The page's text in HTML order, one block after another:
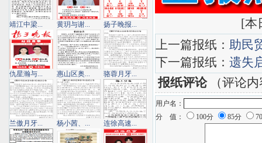
[本
上一篇报纸： 助民
下一篇报纸： 遗失
报纸评论（评论内
用户名：
分 值：
100分 85分
靖江中梁... 黄玥与谢... 扬子晚报...
仇星瀚与... 惠山区奥... 骆蓉月牙...
兰傲月牙... 杨小茜、... 连徐高速...